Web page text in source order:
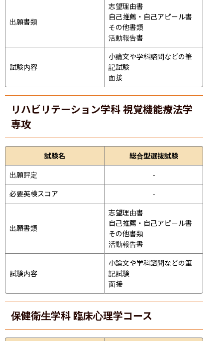
出願書類
志望理由書
自己推薦・自己アピール書
その他書類
活動報告書
試験内容
小論文や学科諮問などの筆
記試験
面接
リハビリテーション学科 視覚機能療法学
専攻
試験名
総合型選抜試験
出願評定
-
必要英検スコア
-
出願書類
志望理由書
自己推薦・自己アピール書
その他書類
活動報告書
試験内容
小論文や学科諮問などの筆
記試験
面接
保健衛生学科 臨床心理学コース